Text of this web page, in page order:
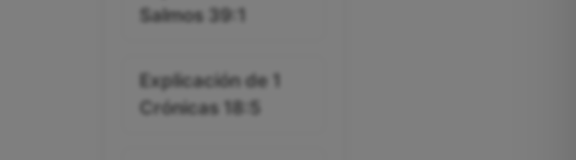
Salmos 39:1
Explicación de 1
Crónicas 18:5